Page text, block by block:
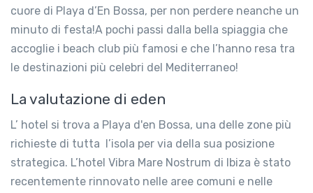
cuore di Playa d’En Bossa, per non perdere neanche un
minuto di festa!A pochi passi dalla bella spiaggia che
accoglie i beach club più famosi e che l’hanno resa tra
le destinazioni più celebri del Mediterraneo!
La valutazione di eden
L’ hotel si trova a Playa d'en Bossa, una delle zone più
richieste di tutta l’isola per via della sua posizione
strategica. L’hotel Vibra Mare Nostrum di Ibiza è stato
recentemente rinnovato nelle aree comuni e nelle